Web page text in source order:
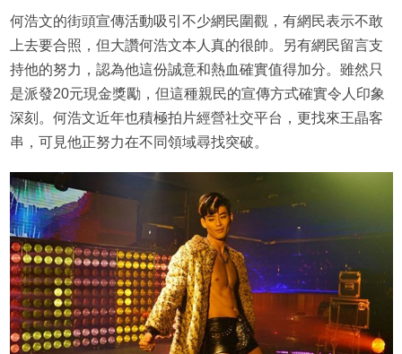
何浩文的街頭宣傳活動吸引不少網民圍觀，有網民表示不敢
上去要合照，但大讚何浩文本人真的很帥。另有網民留言支
持他的努力，認為他這份誠意和熱血確實值得加分。雖然只
是派發20元現金獎勵，但這種親民的宣傳方式確實令人印象
深刻。何浩文近年也積極拍片經營社交平台，更找來王晶客
串，可見他正努力在不同領域尋找突破。